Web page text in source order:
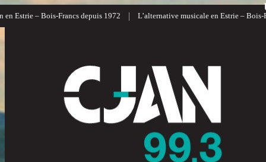
Estrie – Bois-Francs depuis 1972 L’alternative musicale en Estrie – Bois-